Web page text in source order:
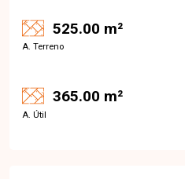
525.00 m²
A. Terreno
365.00 m²
A. Útil